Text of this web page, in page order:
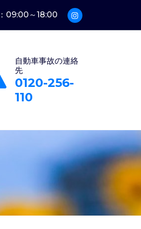
09:00～18:00
自動車事故の連絡
先
0120-256-
110